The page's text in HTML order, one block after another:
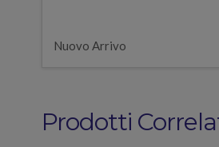
Nuovo Arrivo
Prodotti